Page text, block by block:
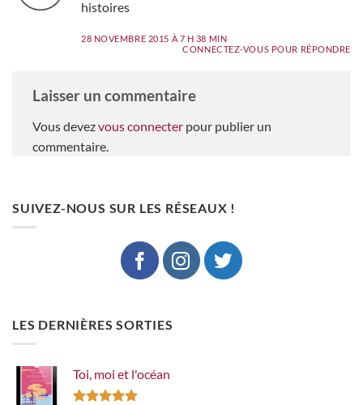
histoires
28 NOVEMBRE 2015 À 7 H 38 MIN
CONNECTEZ-VOUS POUR RÉPONDRE
Laisser un commentaire
Vous devezvous connecter pour publier un
commentaire.
SUIVEZ-NOUS SUR LES RÉSEAUX !
LES DERNIÈRES SORTIES
Toi, moi et l'océan